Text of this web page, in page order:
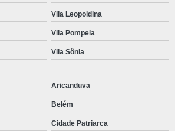
Vila Leopoldina
Vila Pompeia
Vila Sônia
Aricanduva
Belém
Cidade Patriarca